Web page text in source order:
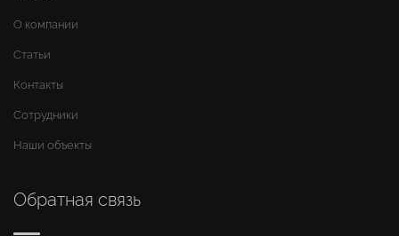
О компании
Статьи
Контакты
Сотрудники
Наши объекты
Обратная связь